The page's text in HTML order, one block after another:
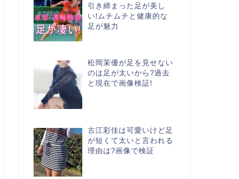
引き締まった足が美し
い!ムチムチと健康的な
足が魅力
松岡茉優が足を見せない
のは足が太いから?過去
と現在で画像検証!
古江彩佳は可愛いけど足
が短くて太いと言われる
理由は?画像で検証